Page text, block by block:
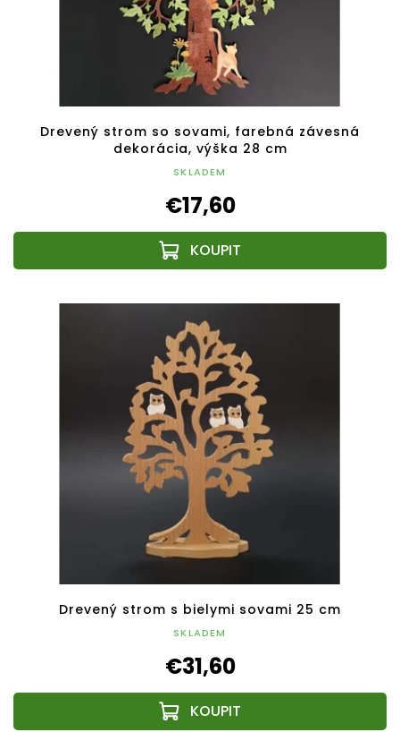
Drevený strom so sovami, farebná závesná
dekorácia, výška 28 cm
SKLADEM
€17,60
Drevený strom s bielymi sovami 25 cm
SKLADEM
€31,60